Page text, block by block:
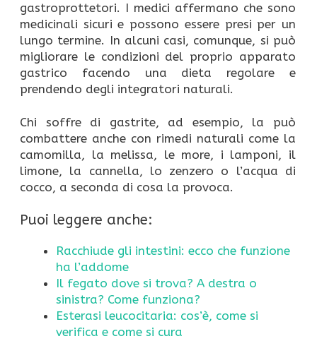
gastroprottetori. I medici affermano che sono
medicinali sicuri e possono essere presi per un
lungo termine. In alcuni casi, comunque, si può
migliorare le condizioni del proprio apparato
gastrico facendo una dieta regolare e
prendendo degli integratori naturali.
Chi soffre di gastrite, ad esempio, la può
combattere anche con rimedi naturali come la
camomilla, la melissa, le more, i lamponi, il
limone, la cannella, lo zenzero o l’acqua di
cocco, a seconda di cosa la provoca.
Puoi leggere anche:
Racchiude gli intestini: ecco che funzione
ha l’addome
Il fegato dove si trova? A destra o
sinistra? Come funziona?
Esterasi leucocitaria: cos’è, come si
verifica e come si cura